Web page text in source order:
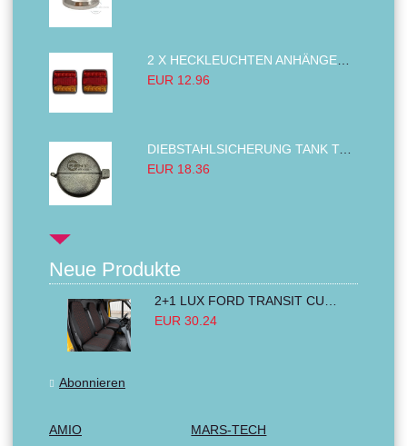
EUR 12.96
DIEBSTAHLSICHERUNG TANK TANKDECKEL DIESELTANK KRAFTSTOFFTANKDECKEL VERRIEGELUNG PASSEND FÜR LKW PKW TRAKTOREN BAGGER 80MM
EUR 18.36
Neue Produkte
EUR 30.24
Abonnieren
AMIO
MARS-TECH